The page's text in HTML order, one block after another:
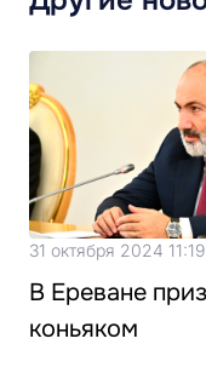
31 октября 2024 11:19
В Ереване
коньяком